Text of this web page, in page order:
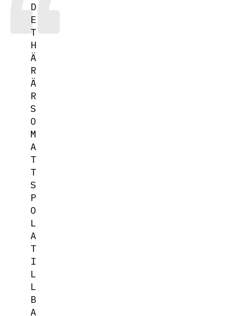
D
E
T
H
Ä
R
Ä
R
S
O
M
A
T
T
S
P
O
L
A
T
I
L
L
B
A